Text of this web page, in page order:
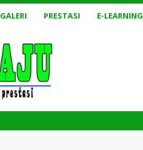
GALERI PRESTASI E-LEARNING